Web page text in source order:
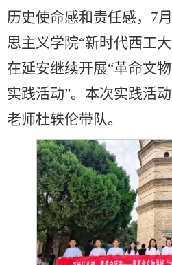
历史使命感和责任感，7
思主义学院“新时代西工
在延安继续开展“革命文
实践活动”。本次实践活
老师杜轶伦带队。